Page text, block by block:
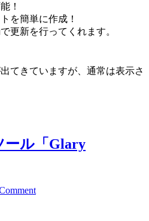
！
を簡単に作成！
更新を行ってくれます。
てきていますが、通常は表示さ
ール「Glary